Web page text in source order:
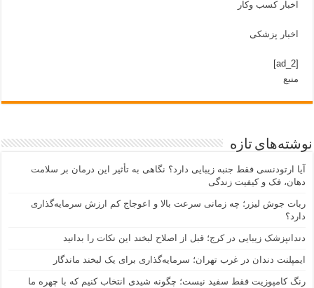
اخبار کسب وکار
اخبار پزشکی
[ad_2]
منبع
نوشته‌های تازه
آیا ارتودنسی فقط جنبه زیبایی دارد؟ نگاهی به تأثیر این درمان بر سلامت
دهان، فک و کیفیت زندگی
ربات جوش لیزر؛ چه زمانی سرعت بالا و اعوجاج کم ارزش سرمایه‌گذاری
دارد؟
دندانپزشک زیبایی در کرج؛ قبل از اصلاح لبخند این نکات را بدانید
ایمپلنت دندان در غرب تهران؛ سرمایه‌گذاری برای یک لبخند ماندگار
رنگ کامپوزیت فقط سفید نیست؛ چگونه شیدی انتخاب کنیم که با چهره ما